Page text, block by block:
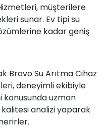
müşterilere
sunar. Ev tipi su
kadar geniş
Bravo Su Arıtma Cihaz
deneyimli ekibiyle
uzman
kalitesi analizi yaparak